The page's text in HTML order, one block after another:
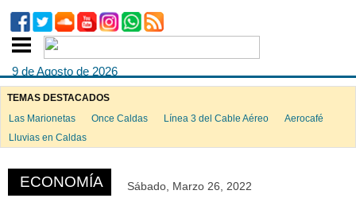
9 de Agosto de 2026
TEMAS DESTACADOS
Las Marionetas
Once Caldas Línea 3 del Cable Aéreo
Aerocafé
Lluvias en Caldas
ECONOMÍA Sábado, Marzo 26, 2022